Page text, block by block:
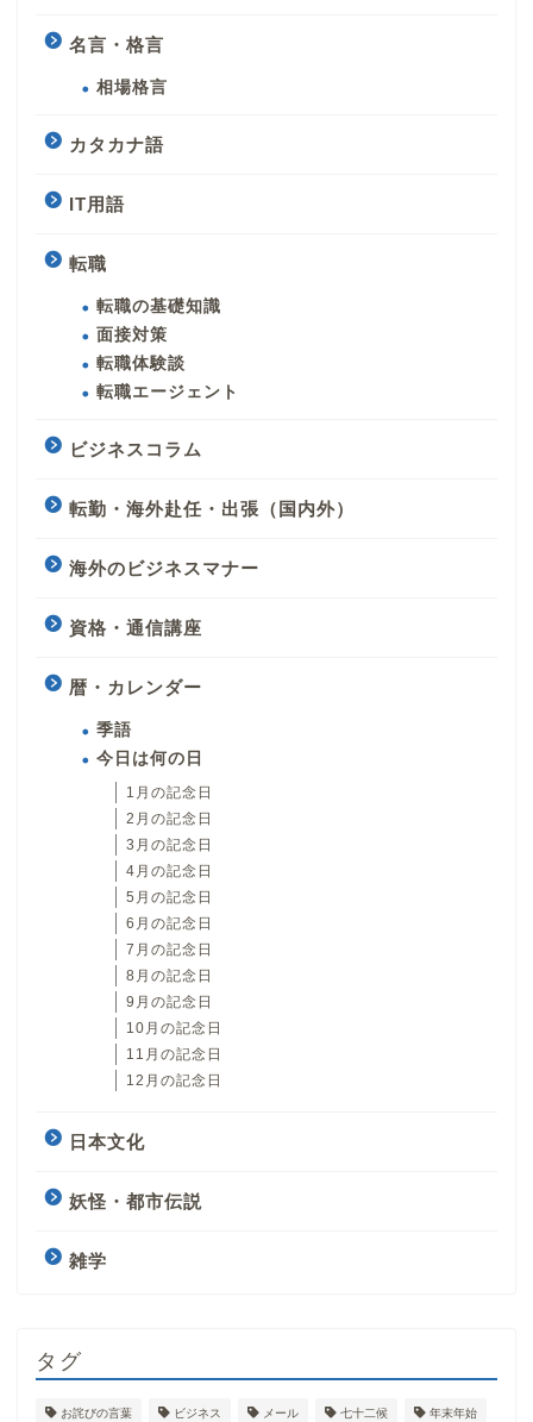
名言・格言
相場格言
カタカナ語
IT用語
転職
転職の基礎知識
面接対策
転職体験談
転職エージェント
ビジネスコラム
転勤・海外赴任・出張（国内外）
海外のビジネスマナー
資格・通信講座
暦・カレンダー
季語
今日は何の日
1月の記念日
2月の記念日
3月の記念日
4月の記念日
5月の記念日
6月の記念日
7月の記念日
8月の記念日
9月の記念日
10月の記念日
11月の記念日
12月の記念日
日本文化
妖怪・都市伝説
雑学
タグ
お詫びの言葉 ビジネス メール 七十二候 年末年始